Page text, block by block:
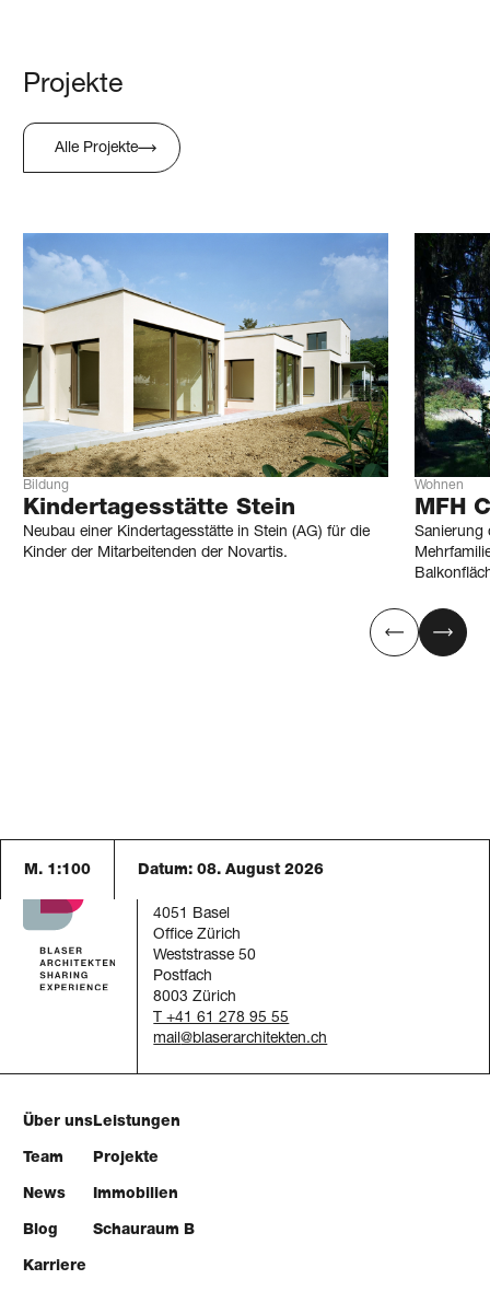
Projekte
Alle Projekte
Bildung
Kindertagesstätte Stein
Neubau einer Kindertagesstätte in Stein (AG) für die
Kinder der Mitarbeitenden der Novartis.
Wohnen
MFH
Sanierung
M. 1:100 Datum: 08. August 2026
Blaser Architekten AG
4051 Basel
Office Zürich
Weststrasse 50
Postfach
8003 Zürich
T +41 61 278 95 55
mail
Über uns
Team
News
Blog
Karriere
Leistungen
Projekte
Immobilien
Schauraum B